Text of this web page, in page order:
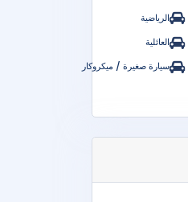
الرياضية
العائلية
سيارة صغيرة / ميكروكار